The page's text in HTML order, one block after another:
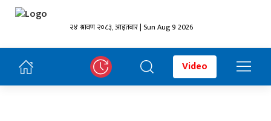
२४ श्रावण २०८३, आइतबार | Sun Aug 9 2026
Video